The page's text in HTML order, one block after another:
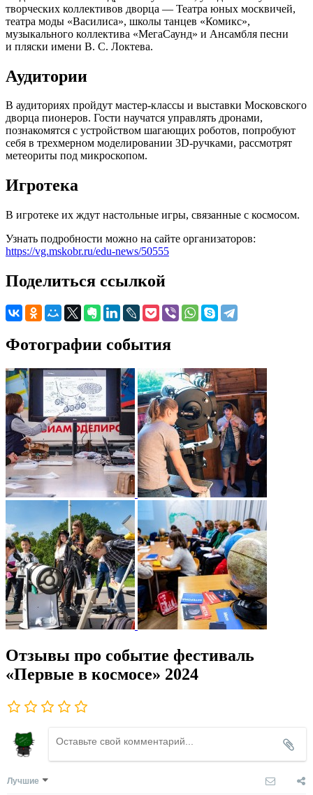
творческих коллективов дворца — Театра юных москвичей,
театра моды «Василиса», школы танцев «Комикс»,
музыкального коллектива «МегаСаунд» и Ансамбля песни
и пляски имени В. С. Локтева.
Аудитории
В аудиториях пройдут мастер-классы и выставки Московского
дворца пионеров. Гости научатся управлять дронами,
познакомятся с устройством шагающих роботов, попробуют
себя в трехмерном моделировании 3D-ручками, рассмотрят
метеориты под микроскопом.
Игротека
В игротеке их ждут настольные игры, связанные с космосом.
Узнать подробности можно на сайте организаторов:
https://vg.mskobr.ru/edu-news/50555
Поделиться ссылкой
Фотографии события
Отзывы про событие фестиваль
«Первые в космосе» 2024
Лучшие